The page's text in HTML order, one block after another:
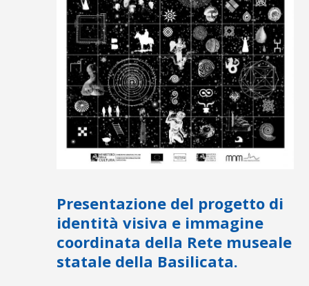
Presentazione del progetto di
identità visiva e immagine
coordinata della Rete museale
statale della Basilicata.